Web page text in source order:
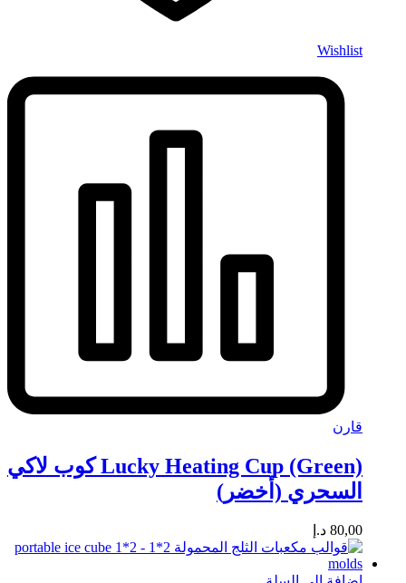
Wishlist
قارن
Lucky Heating Cup (Green) كوب لاكي
السحري (أخضر)
80,00 د.إ